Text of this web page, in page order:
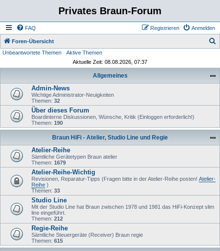
Privates Braun-Forum
FAQ Anmelden
Registrieren
Foren-Übersicht
Unbeantwortete Themen
Aktive Themen
Aktuelle Zeit: 08.08.2026, 07:37
Allgemeines
Admin-News
Wichtige Administrator-Neuigkeiten
Themen: 32
Über dieses Forum
Boardinterne Diskussionen, Wünsche, Kritik (Einloggen erforderlich!)
Themen: 190
Braun HiFi - Atelier, Studio Line und Regie
Atelier-Reihe
Sämtliche Gerätetypen Braun atelier
Themen: 1679
Atelier-Reihe-Wichtig
Revisionen, Reparatur-Tipps (Fragen bitte in der Atelier-Reihe posten! Atelier-
Reihe )
Themen: 33
Studio Line
Mit der Studio Line hat Braun zwischen 1978 und 1981 das HiFi-Konzept slim
line eingeführt.
Themen: 212
Regie-Reihe
Sämtliche Steuergeräte (Receiver) Braun regie
Themen: 615